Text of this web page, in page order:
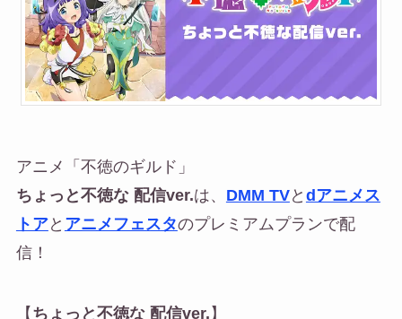
アニメ「不徳のギルド」
ちょっと不徳な 配信ver.は、 DMM TVと dアニメス
トアと アニメフェスタのプレミアムプランで配
信！
【 ちょっと不徳な 配信ver. 】